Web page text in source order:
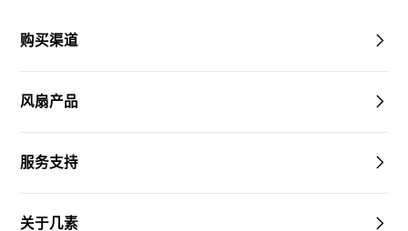
购买渠道
风扇产品
服务支持
关于几素